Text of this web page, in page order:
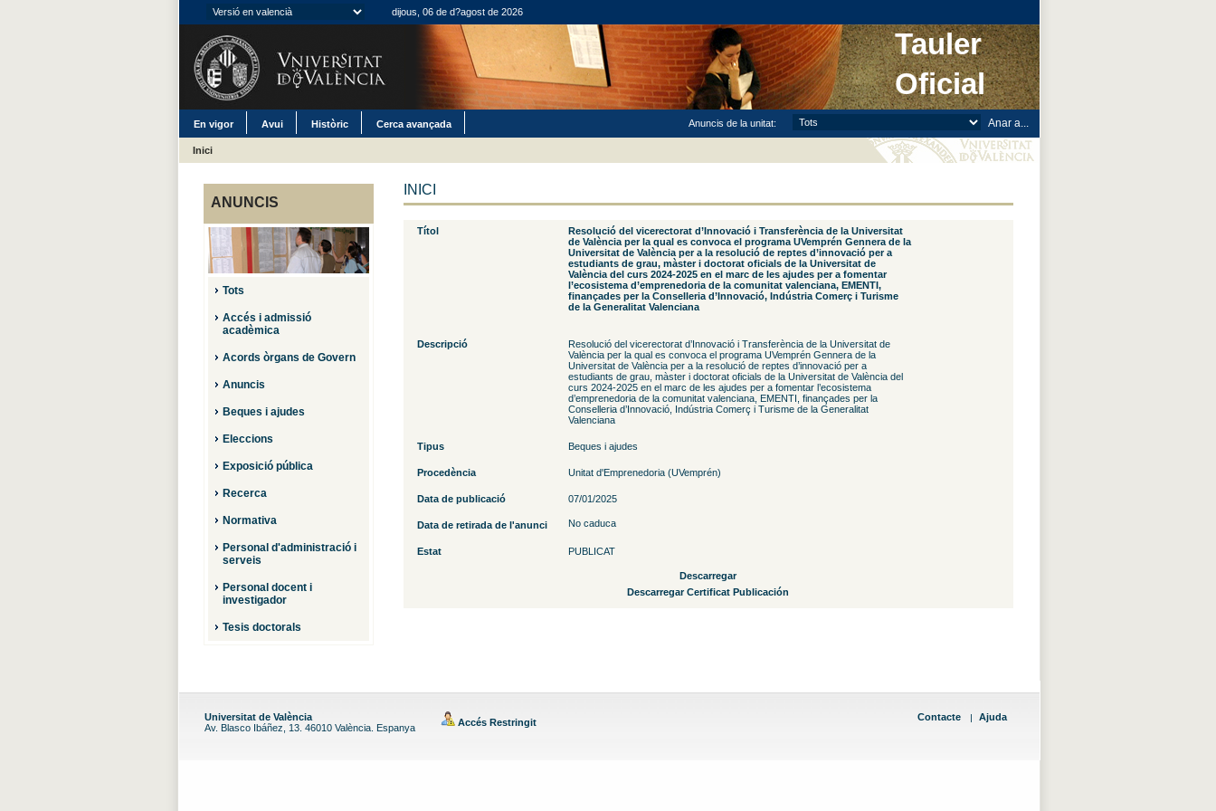
dijous, 06 de d?agost de 2026
Tauler
Oficial
En vigor Avui Històric Cerca avançada Anuncis de la unitat:
Inici
ANUNCIS
Tots
Accés i admissió
acadèmica
Acords òrgans de Govern
Anuncis
Beques i ajudes
Eleccions
Exposició pública
Recerca
Normativa
Personal d'administració i
serveis
Personal docent i
investigador
Tesis doctorals
INICI
Títol
Resolució del vicerectorat d’Innovació i Transferència de la Universitat
de València per la qual es convoca el programa UVemprén Gennera de la
Universitat de València per a la resolució de reptes d’innovació per a
estudiants de grau, màster i doctorat oficials de la Universitat de
València del curs 2024-2025 en el marc de les ajudes per a fomentar
l’ecosistema d’emprenedoria de la comunitat valenciana, EMENTI,
finançades per la Conselleria d’Innovació, Indústria Comerç i Turisme
de la Generalitat Valenciana
Descripció
Resolució del vicerectorat d’Innovació i Transferència de la Universitat de
València per la qual es convoca el programa UVemprén Gennera de la
Universitat de València per a la resolució de reptes d’innovació per a
estudiants de grau, màster i doctorat oficials de la Universitat de València del
curs 2024-2025 en el marc de les ajudes per a fomentar l’ecosistema
d’emprenedoria de la comunitat valenciana, EMENTI, finançades per la
Conselleria d’Innovació, Indústria Comerç i Turisme de la Generalitat
Valenciana
Tipus Beques i ajudes
Procedència Unitat d'Emprenedoria (UVemprén)
Data de publicació 07/01/2025
Data de retirada de l'anunci No caduca
Estat PUBLICAT
Descarregar
Descarregar Certificat Publicación
Universitat de València
Av. Blasco Ibáñez, 13. 46010 València. Espanya
Accés Restringit Contacte Ajuda